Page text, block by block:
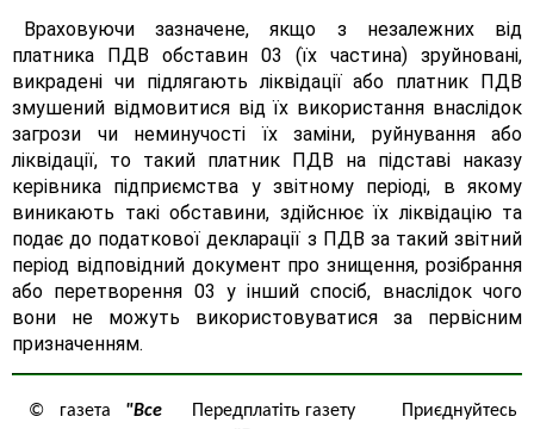
Враховуючи зазначене, якщо з незалежних від
платника ПДВ обставин 03 (їх частина) зруйновані,
викрадені чи підлягають ліквідації або платник ПДВ
змушений відмовитися від їх використання внаслідок
загрози чи неминучості їх заміни, руйнування або
ліквідації, то такий платник ПДВ на підставі наказу
керівника підприємства у звітному періоді, в якому
виникають такі обставини, здійснює їх ліквідацію та
подає до податкової декларації з ПДВ за такий звітний
період відповідний документ про знищення, розібрання
або перетворення 03 у інший спосіб, внаслідок чого
вони не можуть використовуватися за первісним
призначенням.
© газета "Все
Передплатіть газету
Приєднуйтесь